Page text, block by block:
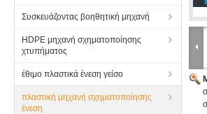
Συσκευάζοντας βοηθητική μηχανή
HDPE μηχανή σχηματοποίησης
χτυπήματος
έθιμο πλαστικά ένεση γείσο
πλαστική μηχανή σχηματοποίησης
ένεση